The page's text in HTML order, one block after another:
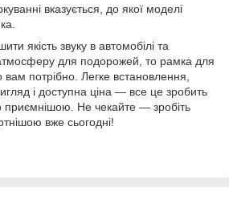
вказується, до якої моделі
якість звуку в автомобілі та
для подорожей, то рамка для
потрібно. Легке встановлення,
і доступна ціна — все це зробить
приємнішою. Не чекайте — зробіть
вже сьогодні!